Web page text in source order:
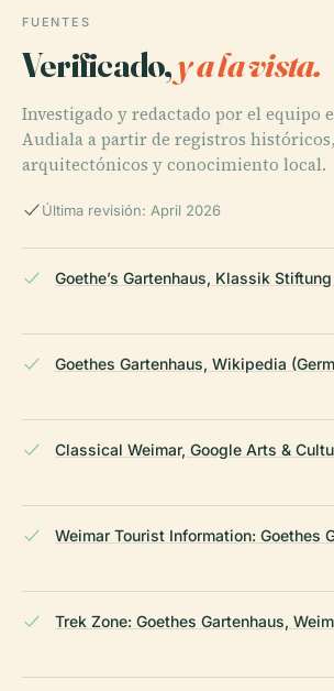
FUENTES
Verificado,y a la vista.
Investigado y redactado por el equipo
Audiala a partir de registros
arquitectónicos y conocimiento local.
Última revisión: April 2026
Goethe’s Gartenhaus, Klassik
Goethes Gartenhaus, Wikipedia
Classical Weimar, Google Arts &
Weimar Tourist Information: Goethes
Trek Zone: Goethes Gartenhaus,